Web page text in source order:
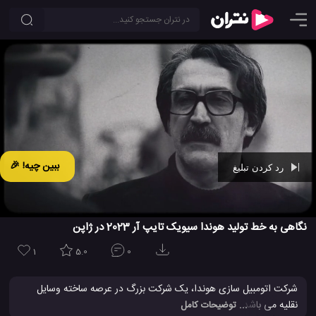
ببین چیه! 🎉
00:29
نگاهی به خط تولید هوندا سیویک تایپ آر 2023 در ژاپن
1 5.0 0
شرکت اتومبیل سازی هوندا، یک شرکت بزرگ در عرصه ساخته وسایل
نقلیه می باشد. این روز ها سر شرکت اتومبیل سازی هوندا بسیار شلوغ
... توضیحات کامل